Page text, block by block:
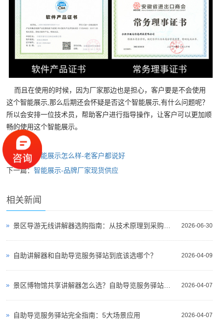
而且在使用的时候，因为厂家那边也是担心，客户要是不会使用
这个智能展示,那么后期还会怀疑是否这个智能展示,有什么问题呢？
所以会安排一位技术员，帮助客户进行指导操作，让客户可以更加顺
畅的使用这个智能展示。
上一篇：
智能展示怎么样-老客户都说好
下一篇：智能展示-品牌厂家现货供应
相关新闻
2026-06-30
景区导游无线讲解器选购指南：从技术原理到采购决策
2026-04-09
自助讲解器和自助导览服务驿站到底该选哪个？
2026-04-07
景区博物馆共享讲解器怎么选？自助导览服务驿站部署全攻略（2026版）
2026-04-07
自助导览服务驿站完全指南：5大场景应用